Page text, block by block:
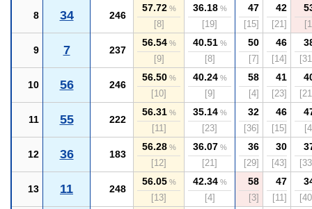
8 34 246
57.72%
[8]
36.18%
[19]
47
[15]
42
[21]
9 7 237
56.54%
[9]
40.51%
[8]
50
[7]
46
[14]
10 56 246
56.50%
[10]
40.24%
[9]
58
[4]
41
[23]
11 55 222
56.31%
[11]
35.14%
[23]
32
[36]
46
[15]
12 36 183
56.28%
[12]
36.07%
[21]
36
[29]
30
[43]
13 11 248
56.05%
[13]
42.34%
[4]
58
[3]
47
[11]